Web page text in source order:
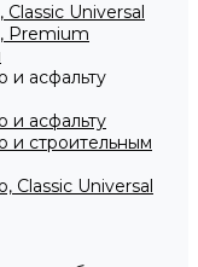
Universal
Premium
и асфальту
и асфальту
и строительным
Classic Universal